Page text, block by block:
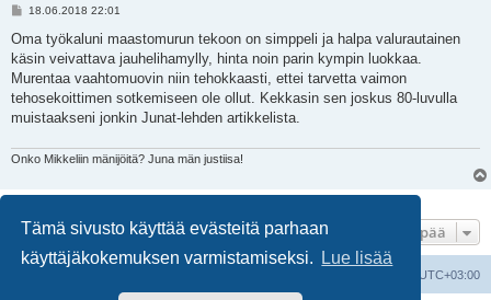
Tämä sivusto käyttää evästeitä parhaan
käyttäjäkokemuksen varmistamiseksi.
Lue lisää
V
e
t
i
18.06.2018 22:01
Oma työkaluni maastomurun tekoon on simppeli ja halpa valurautainen
käsin veivattava jauhelihamylly, hinta noin parin kympin luokkaa.
Murentaa vaahtomuovin niin tehokkaasti, ettei tarvetta vaimon
tehosekoittimen sotkemiseen ole ollut. Kekkasin sen joskus 80-luvulla
muistaakseni jonkin Junat-lehden artikkelista.
Onko Mikkeliin mänijöitä? Juna män justiisa!
Hyppää
UTC+03:00